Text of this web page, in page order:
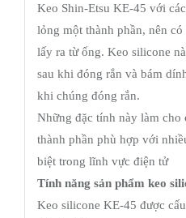
Keo Shin-Etsu KE-45 với
lỏng một thành phần, nên
lấy ra từ ống. Keo silicone
sau khi đóng rắn và bám
khi chúng đóng rắn.
Những đặc tính này làm cho
thành phần phù hợp với
biệt trong lĩnh vực điện tử
Tính năng sản phẩm keo
Keo silicone KE-45 được